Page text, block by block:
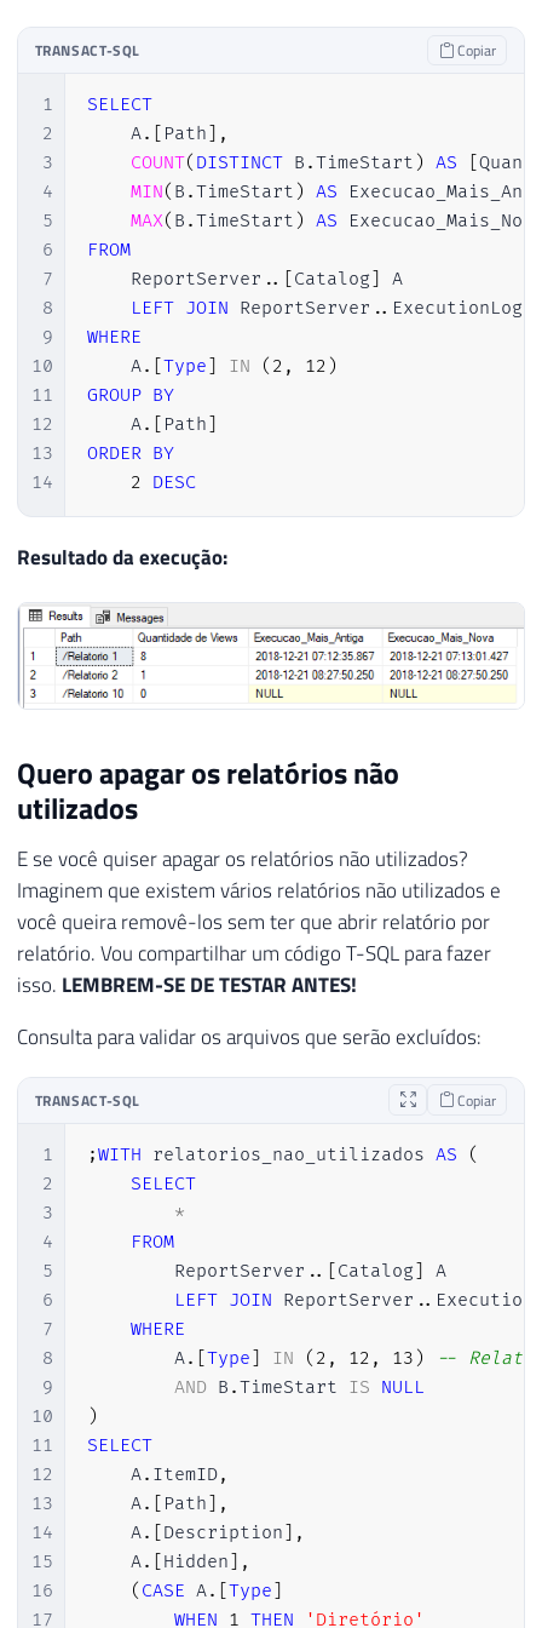
TRANSACT-SQL Copiar
1
2
3
4
5
6
7
8
9
10
11
12
13
14
SELECT
    A
. Path
,
COUNT( DISTINCT B .TimeStart ) AS
MIN( B .TimeStart ) AS
MAX( B .TimeStart ) AS
FROM
    ReportServer
.. Catalog
A
LEFT JOIN ReportServer ..
WHERE
    A
. Type IN ( 2 , 12 )
GROUP BY
    A
. Path
ORDER BY
2 DESC
Resultado da execução:
Quero apagar os relatórios não
utilizados
E se você quiser apagar os relatórios não utilizados?
Imaginem que existem vários relatórios não utilizados e
você queira removê-los sem ter que abrir relatório por
relatório. Vou compartilhar um código T-SQL para fazer
isso. LEMBREM-SE DE TESTAR ANTES!
Consulta para validar os arquivos que serão excluídos:
TRANSACT-SQL Copiar
1
2
3
4
5
6
7
8
9
10
11
12
13
14
15
16
17
;WITH relatorios_nao_utilizados AS
(
SELECT
*
FROM
        ReportServer
.. Catalog
A
LEFT JOIN ReportServer ..
WHERE
        A
. Type IN ( 2 , 12 , 13 )
--
AND B .TimeStart IS NULL
)
SELECT
    A
. ItemID,
    A
. Path
,
    A
. Description
,
    A
. Hidden
,
( CASE A. Type
WHEN 1 THEN
'Diretório'